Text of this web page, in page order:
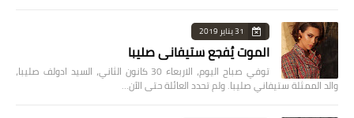
31 يناير 2019
الموت يُفجع ستيفاني صليبا
توفي صباح اليوم، الاربعاء 30 كانون الثاني، السيد ادولف صليبا،
والد الممثلة ستيفاني صليبا. ولم تحدد العائلة حتى الآن…